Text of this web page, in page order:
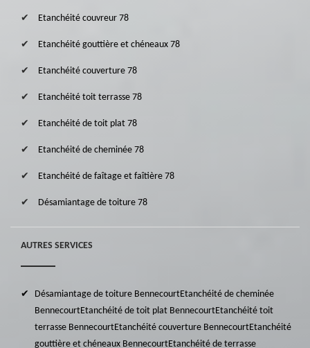
Etanchéité couvreur 78
Etanchéité gouttière et chéneaux 78
Etanchéité couverture 78
Etanchéité toit terrasse 78
Etanchéité de toit plat 78
Etanchéité de cheminée 78
Etanchéité de faîtage et faîtière 78
Désamiantage de toiture 78
AUTRES SERVICES
Désamiantage de toiture BennecourtEtanchéité de cheminée
BennecourtEtanchéité de toit plat BennecourtEtanchéité toit
terrasse BennecourtEtanchéité couverture BennecourtEtanchéité
gouttière et chéneaux BennecourtEtanchéité de terrasse